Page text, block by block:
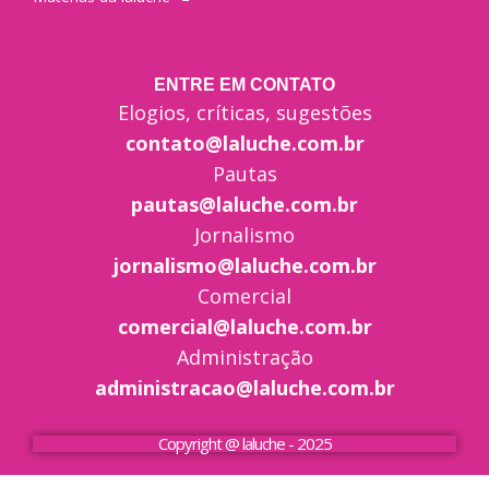
ENTRE EM CONTATO
Elogios, críticas, sugestões
contato@laluche.com.br
Pautas
pautas@laluche.com.br
Jornalismo
jornalismo@laluche.com.br
Comercial
comercial@laluche.com.br
Administração
administracao@laluche.com.br
Copyright @ laluche - 2025